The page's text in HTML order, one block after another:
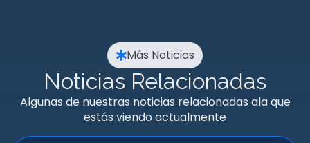
Más Noticias
Noticias Relacionadas
Algunas de nuestras noticias relacionadas ala que
estás viendo actualmente